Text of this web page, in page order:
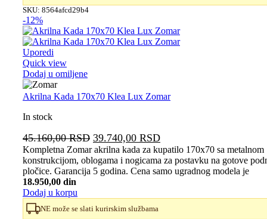
SKU: 8564afcd29b4
-12%
Uporedi
Quick view
Dodaj u omiljene
Akrilna Kada 170x70 Klea Lux Zomar
In stock
45.160,00RSD Originalna
cena
je
bila:
39.740,00 RSDTrenutna
cena
je:
39.740,00 RSD.
Kompletna Zomar akrilna kada za kupatilo 170x70 sa metalnom
konstrukcijom, oblogama i nogicama za postavku na gotove
pločice. Garancija 5 godina. Cena samo ugradnog modela je
18.950,00 din
Dodaj u korpu
NE može se slati kurirskim službama